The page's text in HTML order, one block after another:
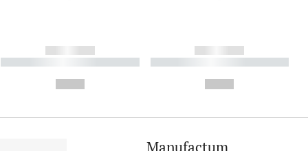
------------
----------- ----------- ----------
------------
----------- ----------- ----------
Manufactum